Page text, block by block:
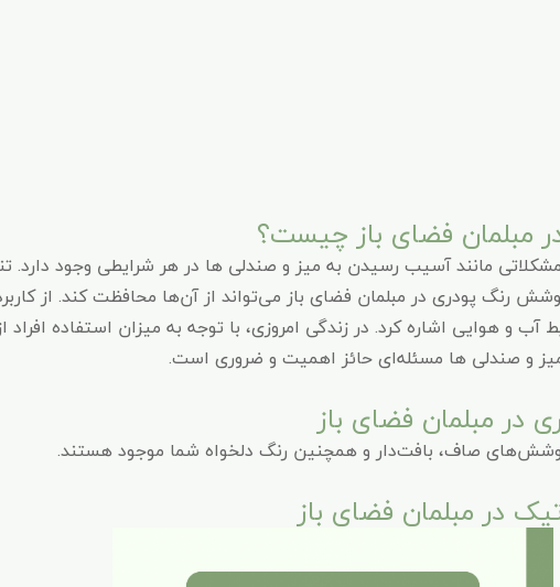
مبلمان فضای باز چیست؟
مانند آسیب رسیدن به میز و صندلی ها در هر شرایطی وجود دارد.
رنگ پودری در مبلمان فضای باز می‌تواند از آن‌ها محافظت کند. از
و هوایی اشاره کرد. در زندگی امروزی، با توجه به میزان استفاده افراد
میز و صندلی ها مسئله‌ای حائز اهمیت و ضروری است.
مبلمان فضای باز
صاف، بافت‌دار و همچنین رنگ دلخواه شما موجود هستند.
در مبلمان فضای باز